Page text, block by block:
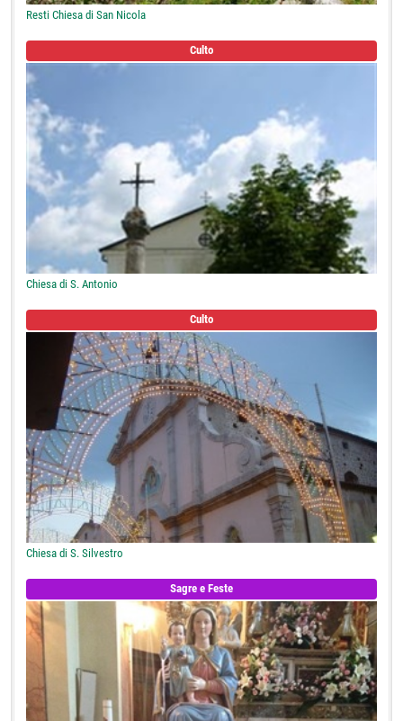
Resti Chiesa di San Nicola
Culto
Chiesa di S. Antonio
Culto
Chiesa di S. Silvestro
Sagre e Feste